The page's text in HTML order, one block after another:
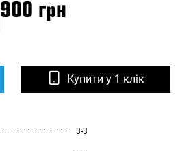
900 грн
Купити у 1 клік
3-3